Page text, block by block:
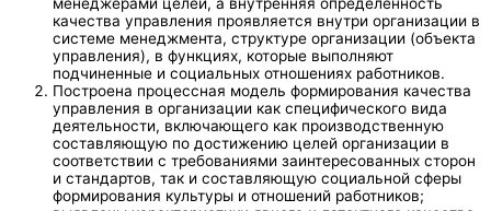
менеджерами целей, а внутренняя определенность
качества управления проявляется внутри организации в
системе менеджмента, структуре организации (объекта
управления), в функциях, которые выполняют
подчиненные и социальных отношениях работников.
Построена процессная модель формирования качества
управления в организации как специфического вида
деятельности, включающего как производственную
составляющую по достижению целей организации в
соответствии с требованиями заинтересованных сторон
и стандартов, так и составляющую социальной сферы
формирования культуры и отношений работников;